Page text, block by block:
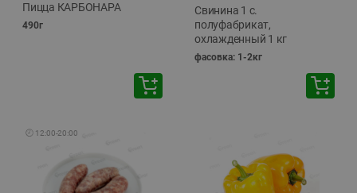
Пицца КАРБОНАРА
490г
Свинина 1 с.
полуфабрикат,
охлажденный 1 кг
фасовка: 1-2кг
🕘 12:00-20:00